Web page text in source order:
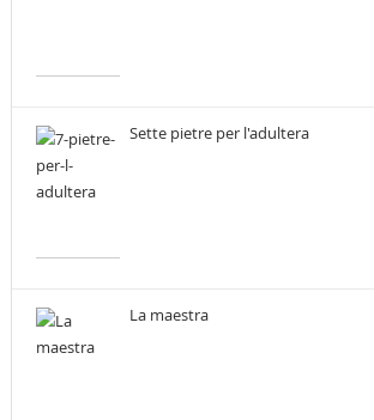
Sette pietre per l'adultera
La maestra